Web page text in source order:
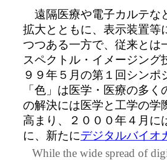
遠隔医療や電子カルテな
拡大とともに、表示装置等
つつある一方で、従来とは
スペクトル・イメージン
９９年５月の第１回シン
「色」は医学・医療の多
の解決には医学と工学の学
高まり、２０００年４月に
に、新たにデジタルバイオ
While the wide spread of